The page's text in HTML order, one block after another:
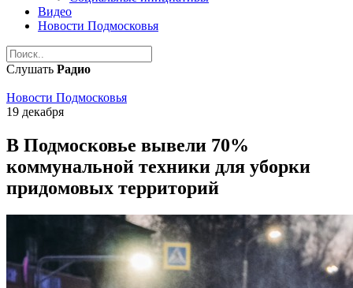
Видео
Новости Подмосковья
Слушать Радио
Новости Подмосковья
19 декабря
В Подмосковье вывели 70%
коммунальной техники для уборки
придомовых территорий